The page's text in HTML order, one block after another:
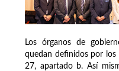
Los órganos de
quedan definidos por
27, apartado b. Así